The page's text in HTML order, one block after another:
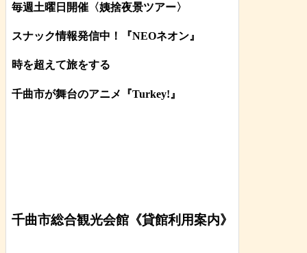
毎週土曜日開催〈姨捨夜景ツアー〉
スナック情報発信中！『NEOネオン』
時を超えて旅をする
千曲市が舞台のアニメ『Turkey!』
千曲市総合観光会館《貸館利用案内》